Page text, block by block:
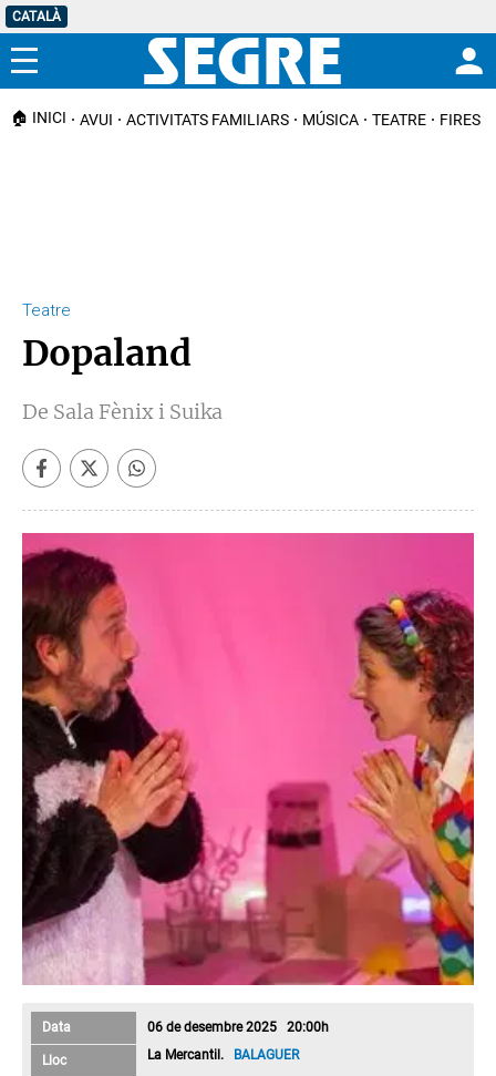
CATALÀ
Menú
🏠 INICI AVUI ACTIVITATS FAMILIARS MÚSICA TEATRE FIRES I
Teatre
Dopaland
De Sala Fènix i Suika
Data 06 de desembre 2025 20:00h
Lloc La Mercantil. BALAGUER